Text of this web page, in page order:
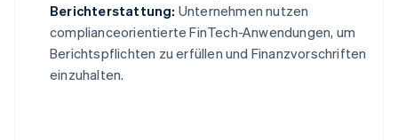
Berichterstattung: Unternehmen nutzen
complianceorientierte FinTech-Anwendungen, um
Berichtspflichten zu erfüllen und Finanzvorschriften
einzuhalten.